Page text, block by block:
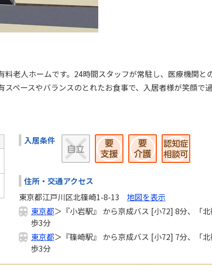
老人ホームです。24時間スタッフが常駐し、医療機関と
ペースやバランスのとれたお食事で、入居者様が笑顔で
入居条件
住所・交通アクセス
東京都江戸川区北篠崎1-8-13
地図を表示
東京都＞『小岩駅』 から京成バス [小72] 8分、「
歩3分
東京都＞『篠崎駅』 から京成バス [小72] 7分、「
歩3分